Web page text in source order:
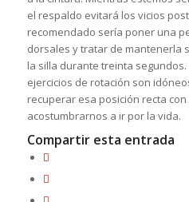
el respaldo evitará los vicios
recomendado sería poner una
dorsales y tratar de mantenerla
la silla durante treinta segundos.
ejercicios de rotación son
recuperar esa posición recta
acostumbrarnos a ir por la vida.
Compartir esta entrada